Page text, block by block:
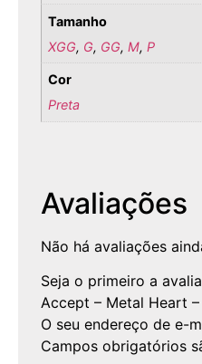
Tamanho
XGG, G, GG,M,P
Cor
Preta
Avaliações
Não há avaliações
Seja o primeiro a
Accept – Metal Heart –
O seu endereço de e-
Campos obrigatórios